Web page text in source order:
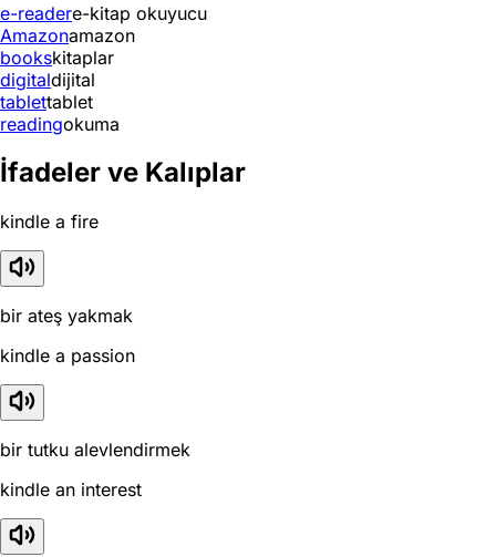
e-readere-kitap okuyucu
Amazonamazon
bookskitaplar
digitaldijital
tablettablet
readingokuma
İfadeler ve Kalıplar
kindle a fire
bir ateş yakmak
kindle a passion
bir tutku alevlendirmek
kindle an interest